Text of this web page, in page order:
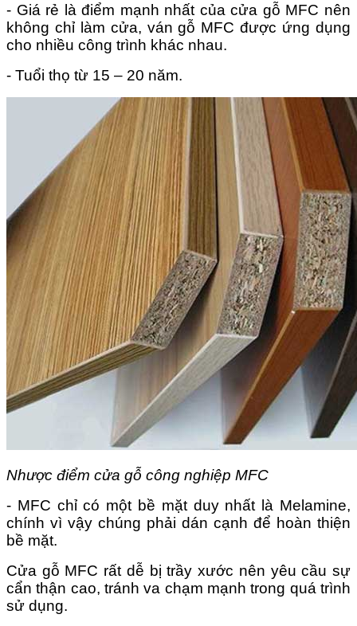
- Giá rẻ là điểm mạnh nhất của cửa gỗ MFC nên
không chỉ làm cửa, ván gỗ MFC được ứng dụng
cho nhiều công trình khác nhau.
- Tuổi thọ từ 15 – 20 năm.
Nhược điểm cửa gỗ công nghiệp MFC
- MFC chỉ có một bề mặt duy nhất là Melamine,
chính vì vậy chúng phải dán cạnh để hoàn thiện
bề mặt.
Cửa gỗ MFC rất dễ bị trầy xước nên yêu cầu sự
cẩn thận cao, tránh va chạm mạnh trong quá trình
sử dụng.